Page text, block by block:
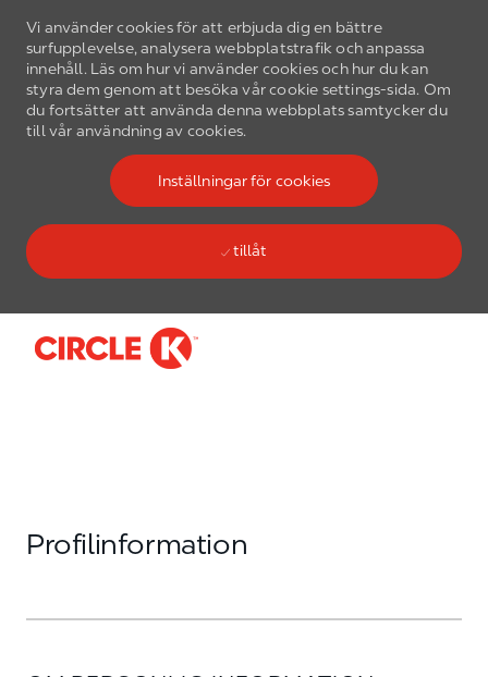
Vi använder cookies för att erbjuda dig en bättre
surfupplevelse, analysera webbplatstrafik och anpassa
innehåll. Läs om hur vi använder cookies och hur du kan
styra dem genom att besöka vår cookie settings-sida. Om
du fortsätter att använda denna webbplats samtycker du
till vår användning av cookies.
Inställningar för cookies
tillåt
Profilinformation